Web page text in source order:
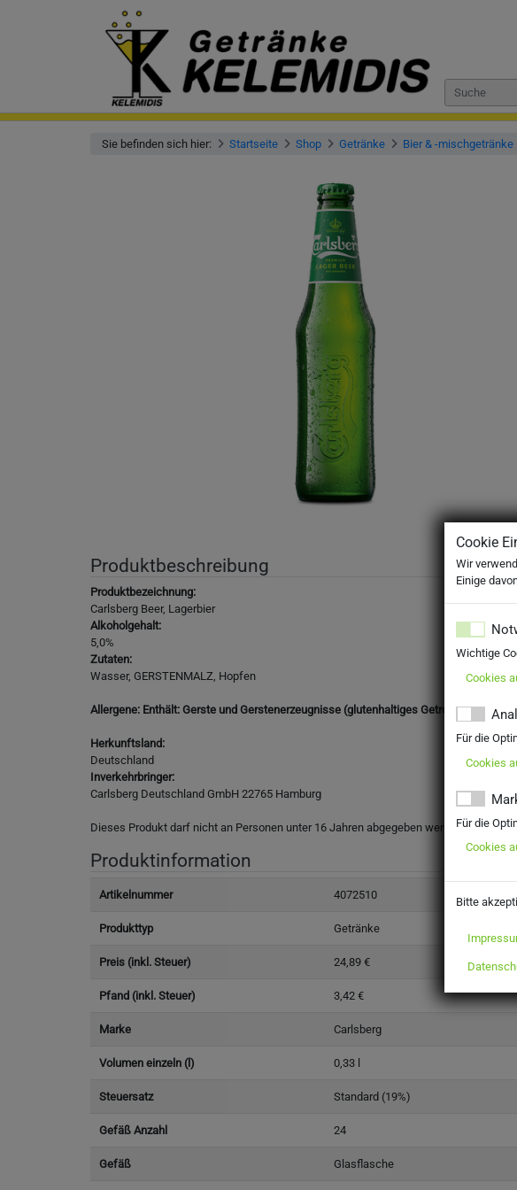
Sie befinden sich hier: Startseite Shop Getränke Bier & -mischgetränke
Produktbeschreibung
Produktbezeichnung:
Carlsberg Beer, Lagerbier
Alkoholgehalt:
5,0%
Zutaten:
Wasser, GERSTENMALZ, Hopfen
Allergene: Enthält: Gerste und Gerstenerzeugnisse (glutenhaltiges Getreide).
Herkunftsland:
Deutschland
Inverkehrbringer:
Carlsberg Deutschland GmbH 22765 Hamburg
Dieses Produkt darf nicht an Personen unter 16 Jahren abgegeben werden. Mit
Produktinformation
Artikelnummer 4072510
Produkttyp Getränke
Preis (inkl. Steuer) 24,89 €
Pfand (inkl. Steuer) 3,42 €
Marke Carlsberg
Volumen einzeln (l) 0,33 l
Steuersatz Standard (19%)
Gefäß Anzahl 24
Gefäß Glasflasche
Cookie
Wir
Einige
Wichtige
Cookies
Für die
Cookies
Für die
Cookies
Bitte